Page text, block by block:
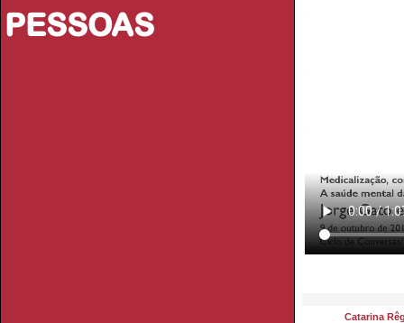
PESSOAS
Catarina